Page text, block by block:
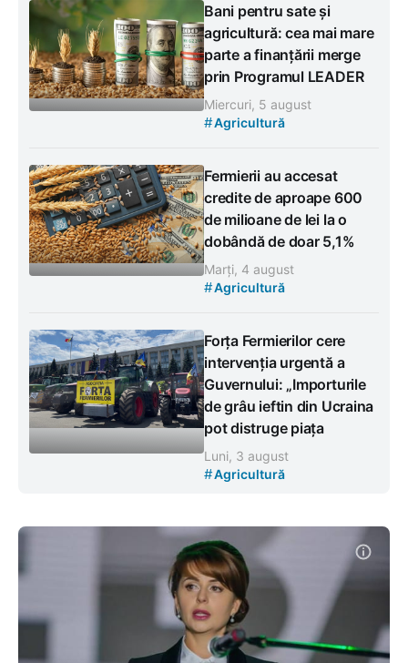
Bani pentru sate și
agricultură: cea mai mare
parte a finanțării merge
prin Programul LEADER
Miercuri, 5 august
#Agricultură
Fermierii au accesat
credite de aproape 600
de milioane de lei la o
dobândă de doar 5,1%
Marți, 4 august
#Agricultură
Forța Fermierilor cere
intervenția urgentă a
Guvernului: „Importurile
de grâu ieftin din Ucraina
pot distruge piața
Luni, 3 august
#Agricultură